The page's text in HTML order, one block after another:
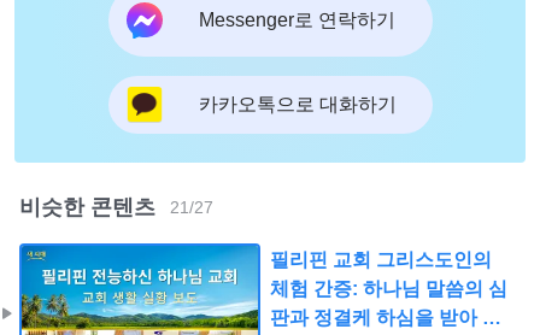
Messenger로 연락하기
카카오톡으로 대화하기
비슷한 콘텐츠 21/27
필리핀 교회 그리스도인의
체험 간증: 하나님 말씀의 심
판과 정결케 하심을 받아 명